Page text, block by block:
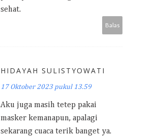
sehat.
Balas
HIDAYAH SULISTYOWATI
17 Oktober 2023 pukul 13.59
Aku juga masih tetep pakai
masker kemanapun, apalagi
sekarang cuaca terik banget ya.